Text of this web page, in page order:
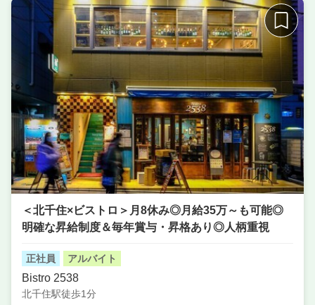
席数 20席〜30席
5000円〜7000円
＜北千住×ビストロ＞月8休み◎月給35万～も可能◎
明確な昇給制度＆毎年賞与・昇格あり◎人柄重視
正社員 アルバイト
Bistro 2538
北千住駅徒歩1分